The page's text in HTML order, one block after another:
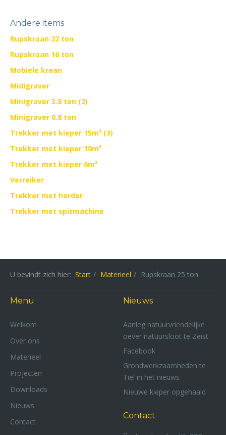
Andere items
Rupskraan 22 ton
Rupskraan 16 ton
Mobiele kraan
Midigraver
Minigraver 3.8 ton (2)
Minigraver 0.8 ton
Trekker met kieper 15m³ (3)
Trekker met kieper 10m³
Trekker met kieper 6m³
Verreiker
Trekker met herder
Trekker met spitmachine
U bevindt zich hier: Start Materieel Rupskraan 25 ton
Menu
Welkom
Over ons
Materieel
Projecten
Downloads
Nieuws
Contact
Nieuws
Aanleg natuurvriendelijke
oever natuursloot te Zeist
Facebook
Grondwerkzaamheden te
Tiel in het nieuws
Nieuwe kieper opgehaald
Contact